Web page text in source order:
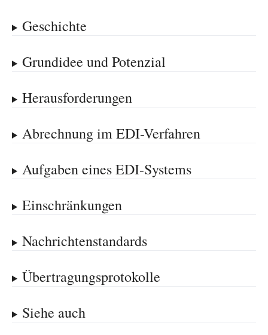
Geschichte
Grundidee und Potenzial
Herausforderungen
Abrechnung im EDI-Verfahren
Aufgaben eines EDI-Systems
Einschränkungen
Nachrichtenstandards
Übertragungsprotokolle
Siehe auch